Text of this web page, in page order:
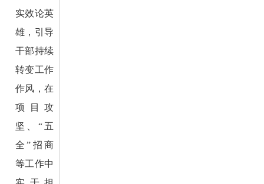
实效论英
雄，引导
干部持续
转变工作
作风，在
项目攻
坚、“五
全”招商
等工作中